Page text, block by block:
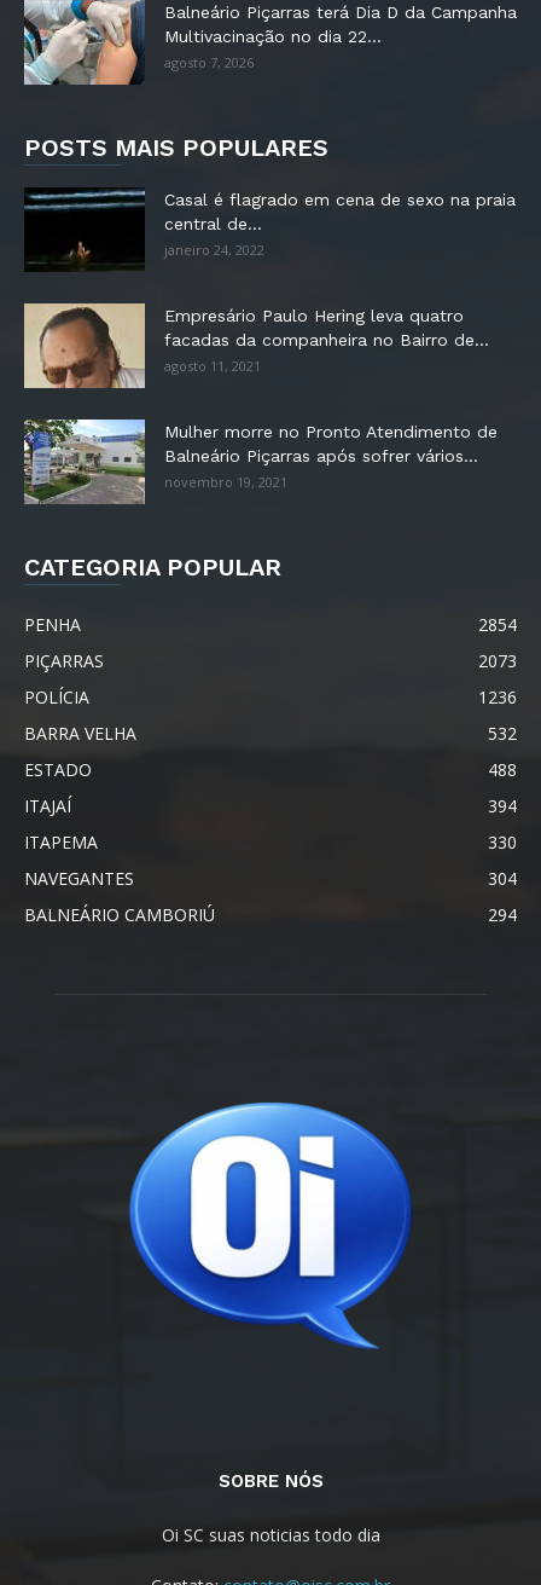
Balneário Piçarras terá Dia D da Campanha
Multivacinação no dia 22...
agosto 7, 2026
POSTS MAIS POPULARES
Casal é flagrado em cena de sexo na praia
central de...
janeiro 24, 2022
Empresário Paulo Hering leva quatro
facadas da companheira no Bairro de...
agosto 11, 2021
Mulher morre no Pronto Atendimento de
Balneário Piçarras após sofrer vários...
novembro 19, 2021
CATEGORIA POPULAR
PENHA
2854
PIÇARRAS
2073
POLÍCIA
1236
BARRA VELHA
532
ESTADO
488
ITAJAÍ
394
ITAPEMA
330
NAVEGANTES
304
BALNEÁRIO CAMBORIÚ
294
SOBRE NÓS
Oi SC suas noticias todo dia